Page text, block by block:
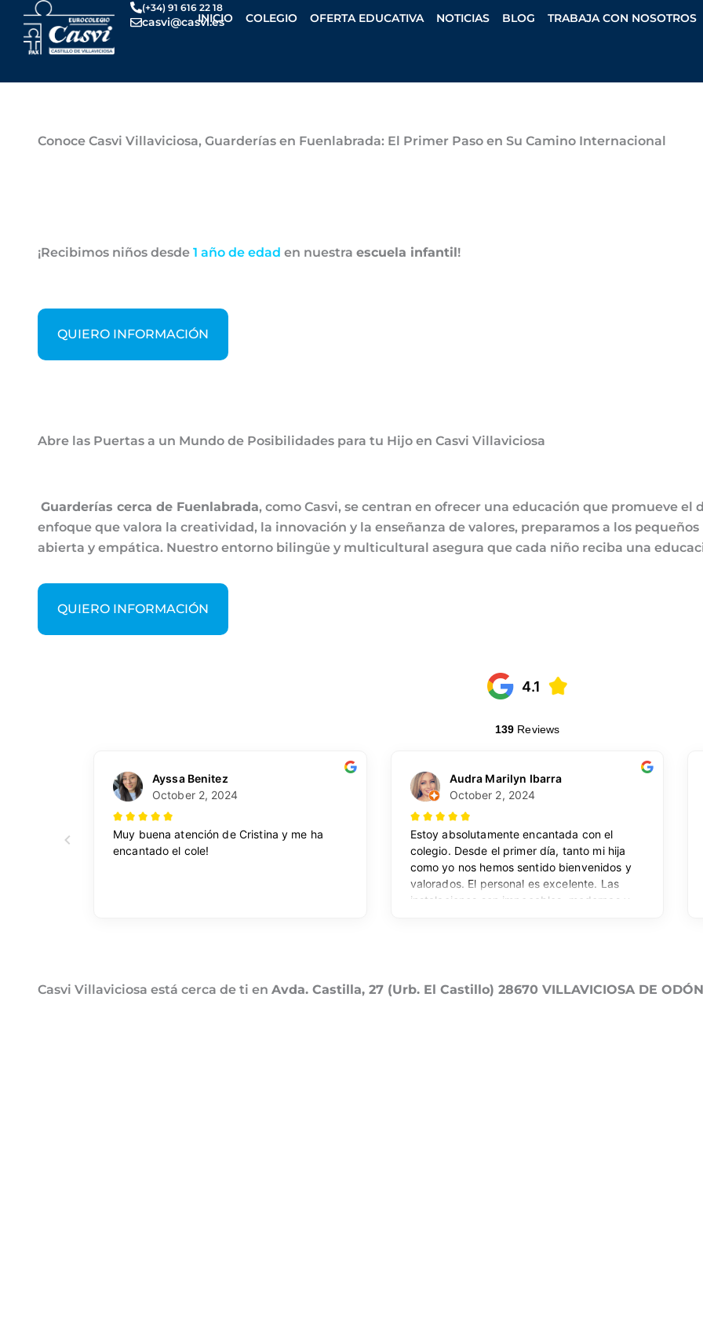
contenido
(+34) 91 616 22 18
casvi@casvi.es
INICIO COLEGIO OFERTA EDUCATIVA NOTICIAS BLOG TRABAJA CON NOSOTROS
Conoce Casvi Villaviciosa, Guarderías en Fuenlabrada: El Primer Paso en Su Camino Internacional
¡Recibimos niños desde 1 año de edad en nuestra escuela infantil!
QUIERO INFORMACIÓN
Abre las Puertas a un Mundo de Posibilidades para tu Hijo en Casvi Villaviciosa
Guarderías cerca de Fuenlabrada, como Casvi, se centran en ofrecer una educación que promueve
enfoque que valora la creatividad, la innovación y la enseñanza de valores, preparamos a los
abierta y empática. Nuestro entorno bilingüe y multicultural asegura que cada niño reciba una
QUIERO INFORMACIÓN
Casvi Villaviciosa está cerca de ti en Avda. Castilla, 27 (Urb. El Castillo) 28670 VILLAVICIOSA DE ODÓN